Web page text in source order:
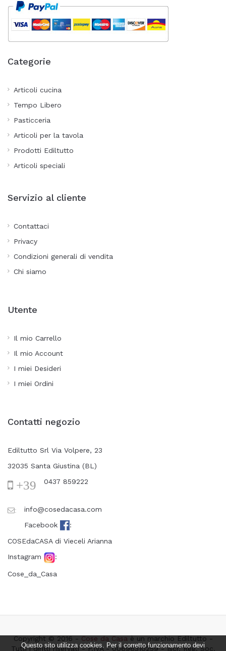
Categorie
Articoli cucina
Tempo Libero
Pasticceria
Articoli per la tavola
Prodotti Ediltutto
Articoli speciali
Servizio al cliente
Contattaci
Privacy
Condizioni generali di vendita
Chi siamo
Utente
Il mio Carrello
Il mio Account
I miei Desideri
I miei Ordini
Contatti negozio
Ediltutto Srl Via Volpere, 23
32035 Santa Giustina (BL)
+39 0437 859222
:
info@cosedacasa.com
Facebook
:
COSEdaCASA di Vieceli Arianna
Instagram
:
Cose_da_Casa
Copyright © 2016 - Cose da Casa è un marchio Ediltutto -
Tutti i diritti riservati - P.IVA - 00696310259 - Iscr. Reg. Soc.
Questo sito utilizza cookies. Per il corretto funzionamento devi